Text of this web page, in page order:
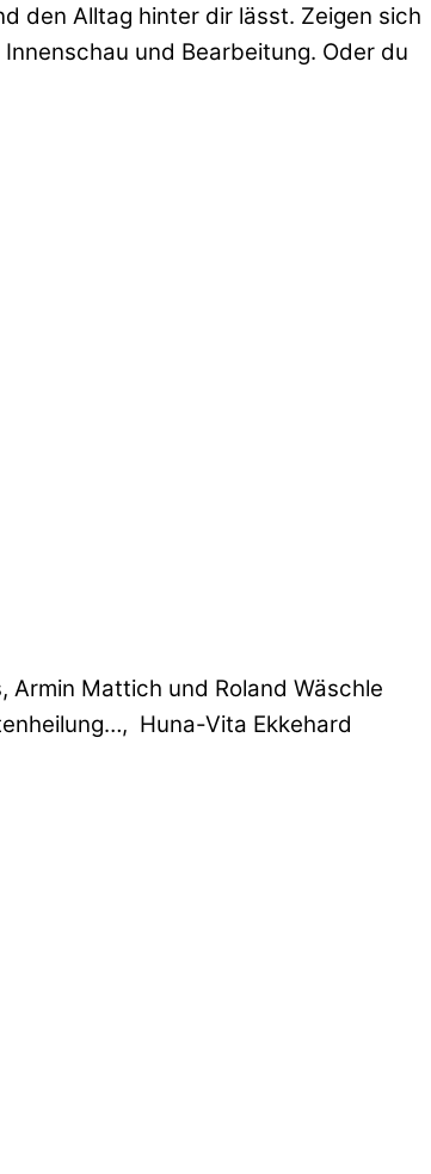
den Alltag hinter dir lässt. Zeigen sich
und Bearbeitung. Oder du
Armin Mattich und Roland Wäschle
Huna-Vita Ekkehard